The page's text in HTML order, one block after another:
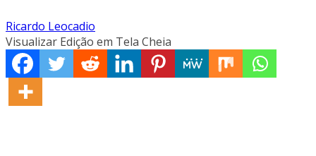
Ricardo Leocadio
Visualizar Edição em Tela Cheia